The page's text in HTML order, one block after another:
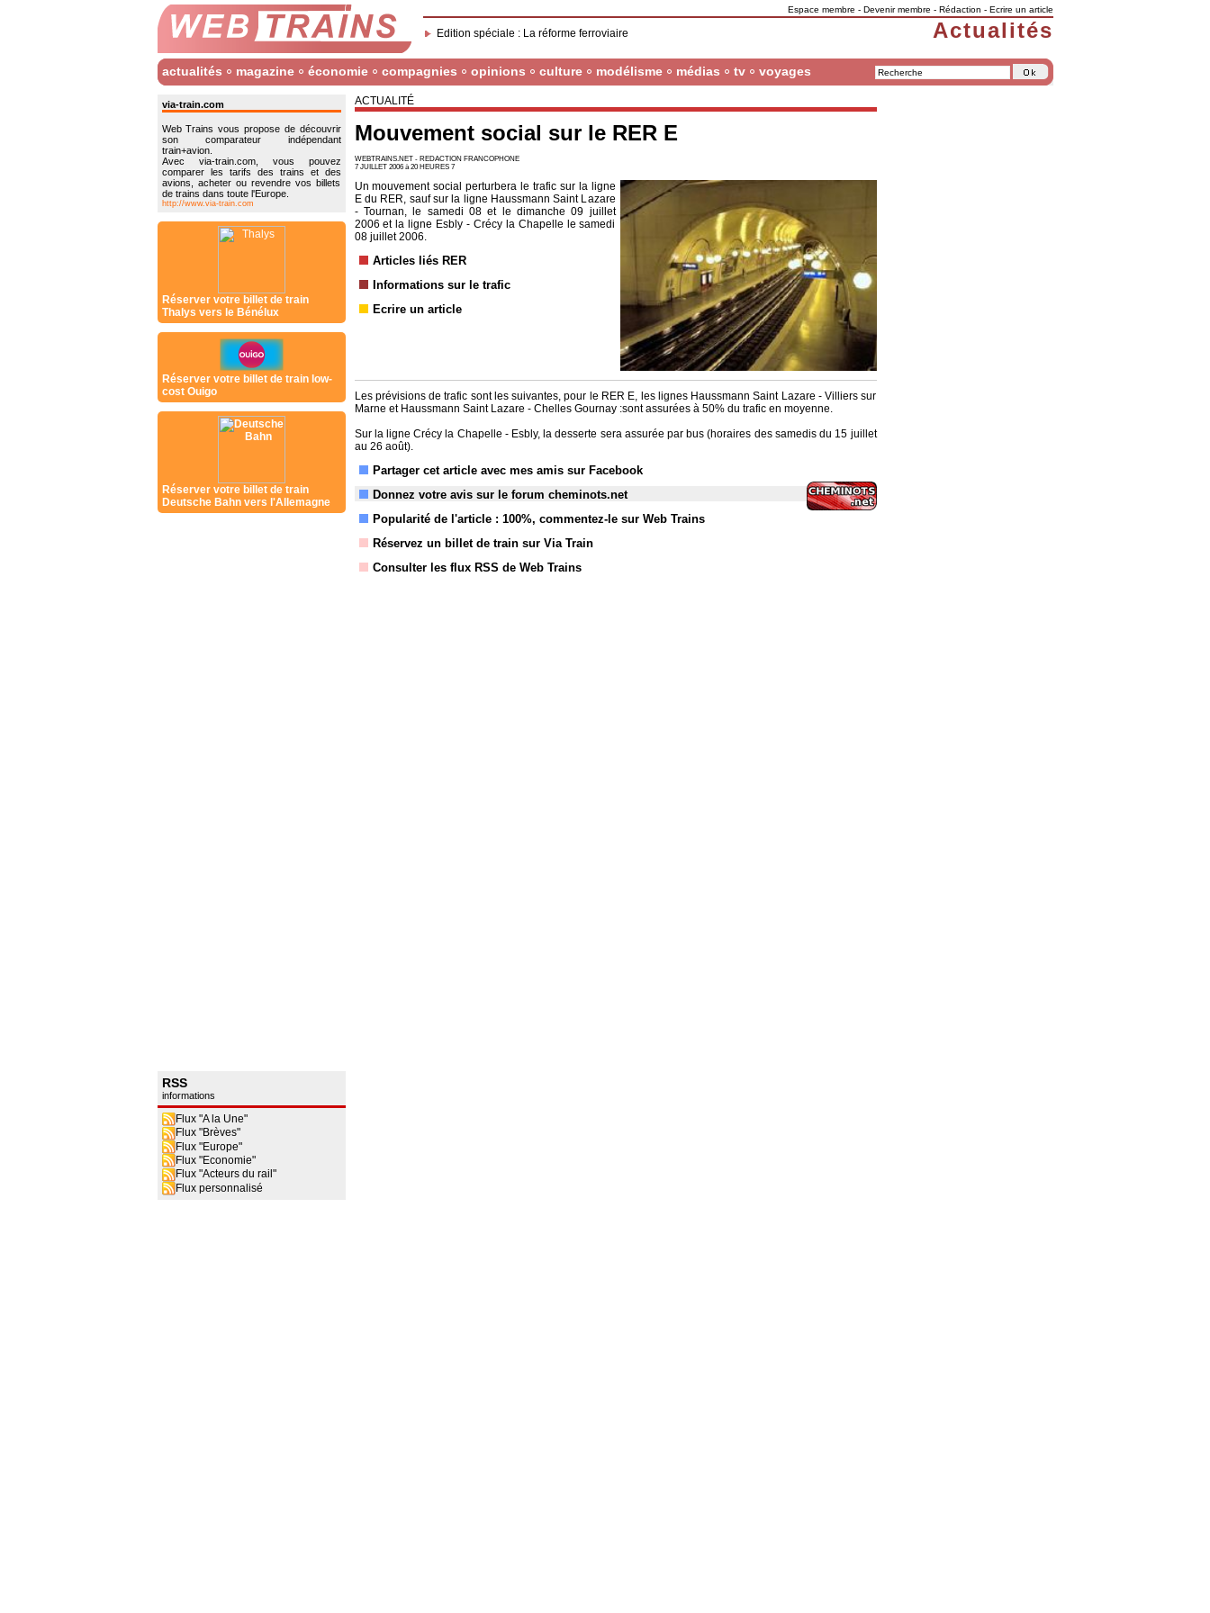
Espace membre - Devenir membre - Rédaction - Ecrire un article
Edition spéciale : La réforme ferroviaire Actualités
actualités magazine économie compagnies opinions culture modélisme médias tv voyages
via-train.com
Web Trains vous propose de découvrir
son comparateur indépendant
train+avion.
Avec via-train.com, vous pouvez
comparer les tarifs des trains et des
avions, acheter ou revendre vos billets
de trains dans toute l'Europe.
http://www.via-train.com
Réserver votre billet de train
Thalys vers le Bénélux
Réserver votre billet de train low-
cost Ouigo
Réserver votre billet de train
Deutsche Bahn vers l'Allemagne
RSS
informations
Flux "A la Une"
Flux "Brèves"
Flux "Europe"
Flux "Economie"
Flux "Acteurs du rail"
Flux personnalisé
ACTUALITÉ
Mouvement social sur le RER E
WEBTRAINS.NET - REDACTION FRANCOPHONE
7 JUILLET 2006 à 20 HEURES 7
Un mouvement social perturbera le trafic sur la ligne
E du RER, sauf sur la ligne Haussmann Saint Lazare
- Tournan, le samedi 08 et le dimanche 09 juillet
2006 et la ligne Esbly - Crécy la Chapelle le samedi
08 juillet 2006.
Articles liés RER
Informations sur le trafic
Ecrire un article
Les prévisions de trafic sont les suivantes, pour le RER E, les lignes Haussmann Saint Lazare - Villiers sur
Marne et Haussmann Saint Lazare - Chelles Gournay :sont assurées à 50% du trafic en moyenne.
Sur la ligne Crécy la Chapelle - Esbly, la desserte sera assurée par bus (horaires des samedis du 15 juillet
au 26 août).
Partager cet article avec mes amis sur Facebook
Donnez votre avis sur le forum cheminots.net
Popularité de l'article : 100%, commentez-le sur Web Trains
Réservez un billet de train sur Via Train
Consulter les flux RSS de Web Trains